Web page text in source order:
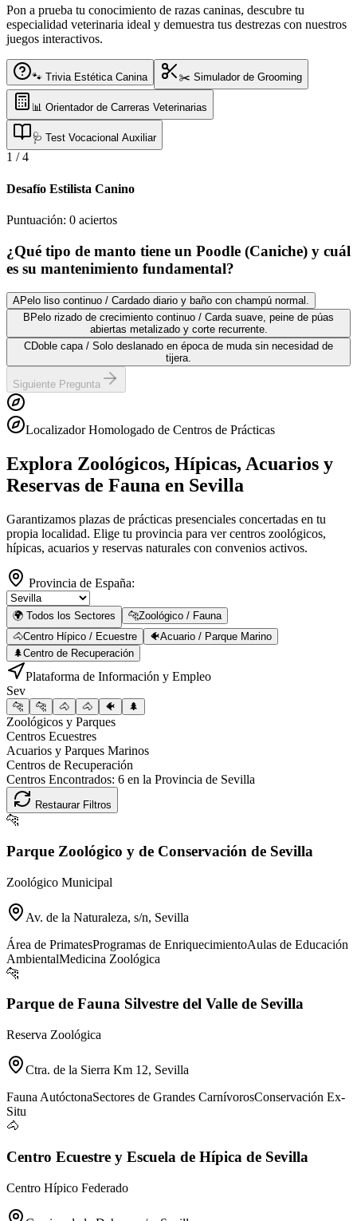
Pon a prueba tu conocimiento de razas caninas, descubre tu
especialidad veterinaria ideal y demuestra tus destrezas con nuestros
juegos interactivos.
🐾 Trivia Estética Canina ✂️ Simulador de Grooming
📊 Orientador de Carreras Veterinarias
🩺 Test Vocacional Auxiliar
1 /4
Desafío Estilista Canino
Puntuación: 0 aciertos
¿Qué tipo de manto tiene un Poodle (Caniche) y cuál
es su mantenimiento fundamental?
APelo liso continuo / Cardado diario y baño con champú normal.
B Pelo rizado de crecimiento continuo / Carda suave, peine de púas
abiertas metalizado y corte recurrente.
CDoble capa / Solo deslanado en época de muda sin necesidad de
tijera.
Siguiente Pregunta
Localizador Homologado de Centros de Prácticas
Explora Zoológicos, Hípicas, Acuarios y
Reservas de Fauna en Sevilla
Garantizamos plazas de prácticas presenciales concertadas en tu
propia localidad. Elige tu provincia para ver centros zoológicos,
hípicas, acuarios y reservas naturales con convenios activos.
Provincia de España:
🌍 Todos los Sectores 🐆Zoológico / Fauna
🐴Centro Hípico / Ecuestre 🐠Acuario / Parque Marino
🌲Centro de Recuperación
Plataforma de Información y Empleo
Sev
🐆 🐆 🐴 🐴 🐠 🌲
Zoológicos y Parques
Centros Ecuestres
Acuarios y Parques Marinos
Centros de Recuperación
Centros Encontrados: 6 en la Provincia de Sevilla
Restaurar Filtros
🐆
Parque Zoológico y de Conservación de Sevilla
Zoológico Municipal
Av. de la Naturaleza, s/n, Sevilla
Área de PrimatesProgramas de EnriquecimientoAulas de Educación
AmbientalMedicina Zoológica
🐆
Parque de Fauna Silvestre del Valle de Sevilla
Reserva Zoológica
Ctra. de la Sierra Km 12, Sevilla
Fauna AutóctonaSectores de Grandes CarnívorosConservación Ex-
Situ
🐴
Centro Ecuestre y Escuela de Hípica de Sevilla
Centro Hípico Federado